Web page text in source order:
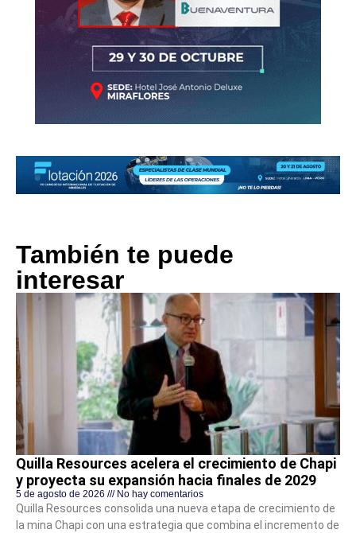
También te puede
interesar
Quilla Resources acelera el crecimiento de Chapi
y proyecta su expansión hacia finales de 2029
5 de agosto de 2026 No hay comentarios
Quilla Resources consolida una nueva etapa de crecimiento de
la mina Chapi con una estrategia que combina el incremento de